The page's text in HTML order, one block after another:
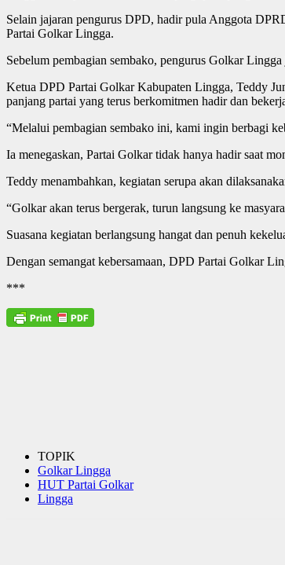
Selain jajaran pengurus DPD, hadir pula Anggota
Partai Golkar Lingga.
Sebelum pembagian sembako, pengurus Golkar
Ketua DPD Partai Golkar Kabupaten Lingga, Teddy
panjang partai yang terus berkomitmen hadir dan
“Melalui pembagian sembako ini, kami ingin berbagi
Ia menegaskan, Partai Golkar tidak hanya hadir saat
Teddy menambahkan, kegiatan serupa akan
“Golkar akan terus bergerak, turun langsung ke
Suasana kegiatan berlangsung hangat dan penuh
Dengan semangat kebersamaan, DPD Partai Golkar
***
TOPIK
Golkar Lingga
HUT Partai Golkar
Lingga